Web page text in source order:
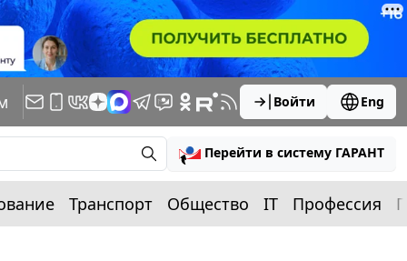
Войти Eng
Перейти в систему ГАРАНТ
Транспорт Общество IT Профессия